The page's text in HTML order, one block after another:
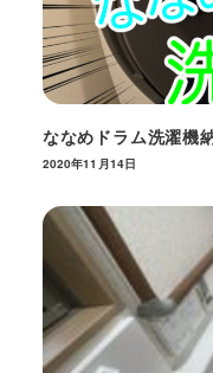
ななめドラム洗濯機
2020年11月14日